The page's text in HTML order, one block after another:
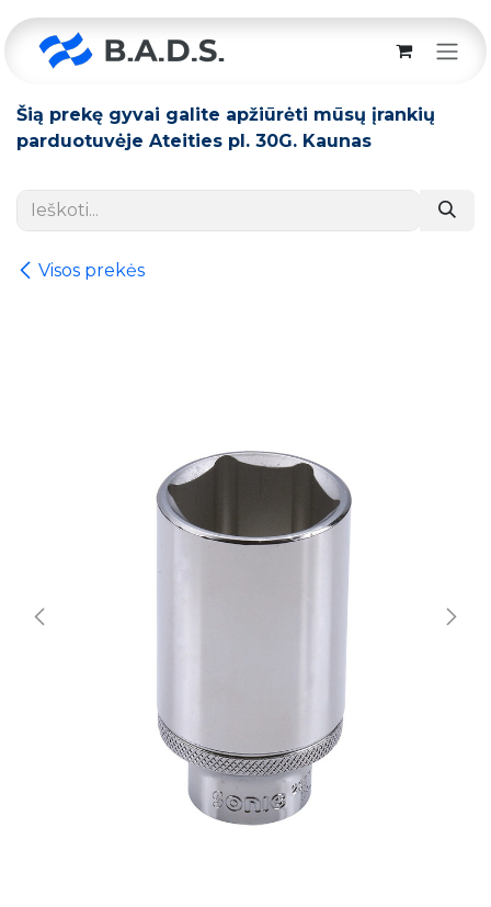
Šią prekę gyvai galite apžiūrėti mūsų įrankių
parduotuvėje Ateities pl. 30G. Kaunas
Visos prekės